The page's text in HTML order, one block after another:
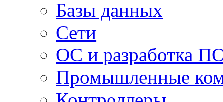
Базы данных
Сети
ОС и разработка
Промышленные